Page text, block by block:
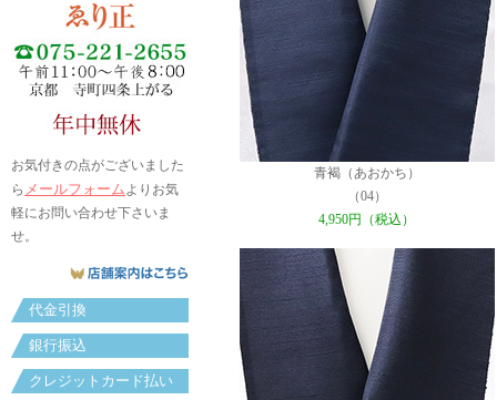
お気付きの点がございました
ら メールフォームよりお気
軽にお問い合わせ下さいま
せ。
代金引換
銀行振込
クレジットカード払い
青褐（あおかち）
（04）
4,950円（税込）